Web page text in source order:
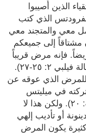
الذين أُصيبوا
الذي كتب
معي والمتجند معي
مشتاقاً إلى جميعكم
فإنه مرض قريباً
فيلبي ٢: ٢٥-٢٧).
الذي عوقه عن
في ميليتس
مريضاً" (رسالة تيموثاوس الثانية ٤: ٢٠). ولكن هذا لا
أو تأديب إلهي
يكون المرض